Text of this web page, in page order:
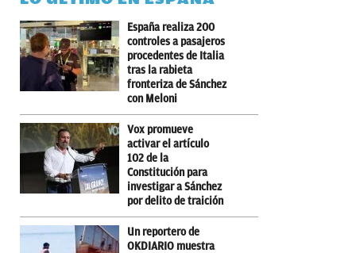
España realiza 200
controles a pasajeros
procedentes de Italia
tras la rabieta
fronteriza de Sánchez
con Meloni
Vox promueve
activar el artículo
102 de la
Constitución para
investigar a Sánchez
por delito de traición
Un reportero de
OKDIARIO muestra